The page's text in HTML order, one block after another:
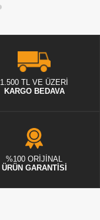
1.500 TL VE ÜZERİ
KARGO BEDAVA
%100 ORİJİNAL
ÜRÜN GARANTİSİ